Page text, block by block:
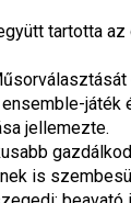
tartotta
játék
jellemezte.
is